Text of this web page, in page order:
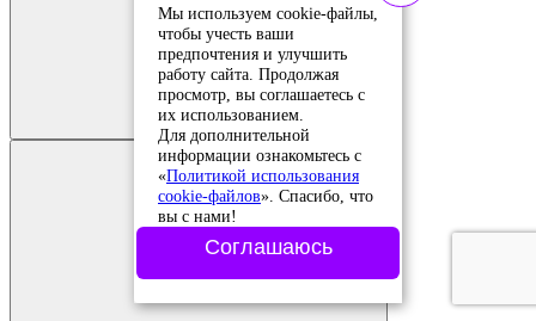
Добавить в
сравнение
Добавлено в
сравнение
Мы используем cookie-файлы,
чтобы учесть ваши
предпочтения и улучшить
работу сайта. Продолжая
просмотр, вы соглашаетесь с
их использованием.
Для дополнительной
информации ознакомьтесь с
«Политикой использования
cookie-файлов». Спасибо, что
вы с нами!
Соглашаюсь